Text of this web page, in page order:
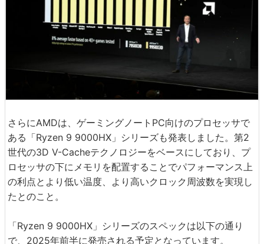
さらにAMDは、ゲーミングノートPC向けのプロセッサで
ある「Ryzen 9 9000HX」シリーズも発表しました。第2
世代の3D V-Cacheテクノロジーをベースにしており、プ
ロセッサの下にメモリを配置することでパフォーマンス上
の利点とより低い温度、より高いクロック周波数を実現し
たとのこと。
「Ryzen 9 9000HX」シリーズのスペックは以下の通り
で、2025年前半に発売される予定となっています。